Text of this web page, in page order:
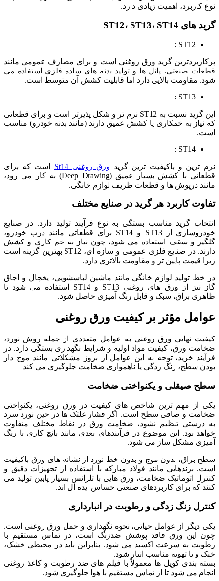
نوع کاربرد، اهمیت زیادی دارد.
گرید های ST12، ST13، ST14
ST12 :
پرکاربردترین گرید ورق روغنی است و برای مصارف عمومی مانند
قطعات صنعتی، پانل ها و تولید بدنه های ساده فلزی استفاده می
شود. مقاومت بالایی دارد اما قابلیت کشش آن متوسط است.
ST13 :
این گرید نسبت به ST12 نرم تر و شکل پذیرتر است و برای قطعاتی
که نیاز به خمکاری یا کشش عمیق دارند (مانند بدنه خودرو) مناسب
است.
ST14 :
نرم ترین و باکیفیت ترین گرید ورق روغنی St14
است که برای
قطعاتی با کشش بسیار عمیق (Deep Drawing) به کار می رود،
مانند درپوش ها و قطعات ظریف لوازم خانگی.
تفاوت کاربرد هر گرید در صنایع مختلف
انتخاب گرید مناسب بستگی به نوع فرآیند تولید دارد. در صنایع
خودروسازی از ST13 و ST14 برای قطعاتی مانند درب خودرو،
گلگیر و سقف استفاده می شود، چون نیاز به خم کاری و کشش
دارند. در صنایع فلزی عمومی و سازه ای، ST12 بهترین گزینه است
زیرا قیمت پایین تر و مقاومت بالاتری دارد.
در خط تولید لوازم خانگی مانند ماشین لباسشویی، یخچال و اجاق
گاز نیز از ورق های روغنی ST13 و ST14 استفاده می شود تا
ظاهری براق، سبک و قابل رنگ آمیزی حاصل شود.
عوامل مؤثر بر کیفیت ورق روغنی
کیفیت نهایی ورق روغنی به عوامل متعددی از جمله روش نورد،
ضخامت ورق، کیفیت مواد اولیه و شرایط نگهداری بستگی دارد. در
فرآیند خرید، توجه به این عوامل از بروز مشکلاتی مانند موج دار
بودن سطح، زنگ زدگی یا ناهمواری ضخامت جلوگیری می کند.
سطح صیقلی و یکنواختی ضخامت
یکی از مهم ترین شاخص های کیفیت در ورق روغنی، یکنواختی
ضخامت و صافی سطح است. اگر فشار غلتک ها در حین نورد سرد
به درستی تنظیم نشود، ضخامت ورق در نقاط مختلف متفاوت
خواهد بود. این موضوع در فرآیندهای بعدی مانند پانچ کاری یا رنگ
آمیزی مشکل ساز می شود.
سطح براق، بدون موج و بدون خط نورد از نشانه های ورق باکیفیت
است. برندهایی مانند فولاد مبارکه با استفاده از تجهیزات دقیق و
کنترل اتوماتیک ضخامت، ورق هایی با تلرانس بسیار پایین تولید می
کنند که برای کاربردهای صنعتی حساس ایده آل اند.
کنترل زنگ زدگی و رطوبت در انبارداری
یکی دیگر از عوامل حیاتی، نحوه نگهداری و حمل ورق روغنی است.
چون این ورق فاقد پوشش ضدزنگ است، در تماس مستقیم با
رطوبت به سرعت اکسید می شود. بنابراین باید در محیطی خشک،
خنک و با تهویه مناسب انبار شود.
بسته بندی کویل ها معمولاً با فیلم های ضد رطوبت و کاغذ روغنی
انجام می شود تا از تماس مستقیم با هوا جلوگیری شود.